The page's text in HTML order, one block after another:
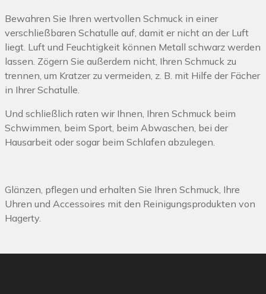
Bewahren Sie Ihren wertvollen Schmuck in einer
verschließbaren Schatulle auf, damit er nicht an der Luft
liegt. Luft und Feuchtigkeit können Metall schwarz werden
lassen. Zögern Sie außerdem nicht, Ihren Schmuck zu
trennen, um Kratzer zu vermeiden, z. B. mit Hilfe der Fächer
in Ihrer Schatulle.
Und schließlich raten wir Ihnen, Ihren Schmuck beim
Schwimmen, beim Sport, beim Abwaschen, bei der
Hausarbeit oder sogar beim Schlafen abzulegen.
Glänzen, pflegen und erhalten Sie Ihren Schmuck, Ihre
Uhren und Accessoires mit den Reinigungsprodukten von
Hagerty.